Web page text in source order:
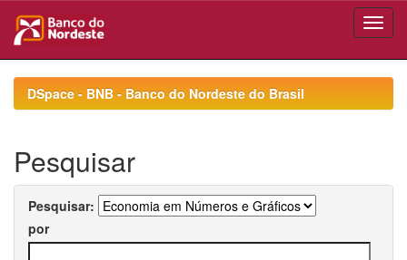
navigationDSpace - BNB - Banco do Nordeste do Brasil
Pesquisar
Pesquisar:
por